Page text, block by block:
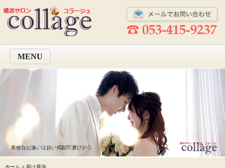
MENU
ホーム > 親は最強